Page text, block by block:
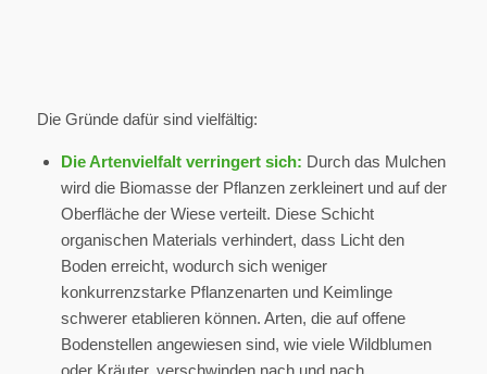
Die Gründe dafür sind vielfältig:
Die Artenvielfalt verringert sich: Durch das Mulchen
wird die Biomasse der Pflanzen zerkleinert und auf der
Oberfläche der Wiese verteilt. Diese Schicht
organischen Materials verhindert, dass Licht den
Boden erreicht, wodurch sich weniger
konkurrenzstarke Pflanzenarten und Keimlinge
schwerer etablieren können. Arten, die auf offene
Bodenstellen angewiesen sind, wie viele Wildblumen